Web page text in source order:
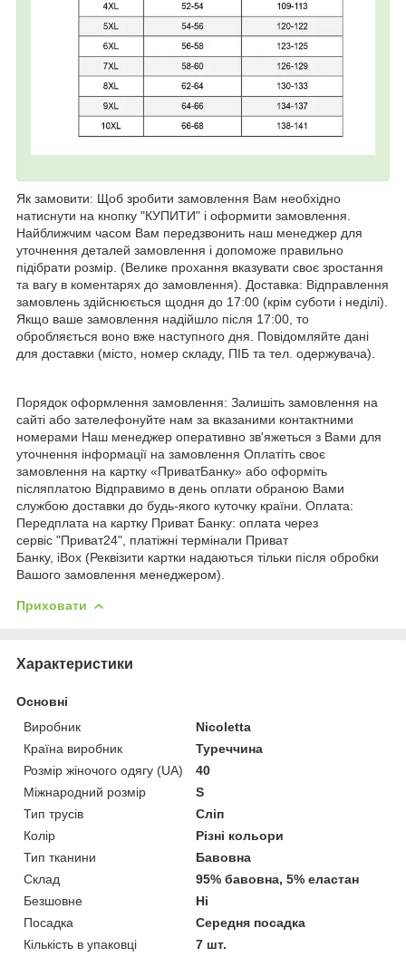
Як замовити: Щоб зробити замовлення Вам необхідно
натиснути на кнопку "КУПИТИ" і оформити замовлення.
Найближчим часом Вам передзвонить наш менеджер для
уточнення деталей замовлення і допоможе правильно
підібрати розмір. (Велике прохання вказувати своє зростання
та вагу в коментарях до замовлення). Доставка: Відправлення
замовлень здійснюється щодня до 17:00 (крім суботи і неділі).
Якщо ваше замовлення надійшло після 17:00, то
обробляється воно вже наступного дня. Повідомляйте дані
для доставки (місто, номер складу, ПІБ та тел. одержувача).
Порядок оформлення замовлення: Залишіть замовлення на
сайті або зателефонуйте нам за вказаними контактними
номерами Наш менеджер оперативно зв'яжеться з Вами для
уточнення інформації на замовлення Оплатіть своє
замовлення на картку «ПриватБанку» або оформіть
післяплатою Відправимо в день оплати обраною Вами
службою доставки до будь-якого куточку країни. Оплата:
Передплата на картку Приват Банку: оплата через
сервіс "Приват24", платіжні термінали Приват
Банку, iBox (Реквізити картки надаються тільки після обробки
Вашого замовлення менеджером).
Приховати
Характеристики
Основні
Виробник
Nicoletta
Країна виробник
Туреччина
Розмір жіночого одягу (UA)
40
Міжнародний розмір
S
Тип трусів
Сліп
Колір
Різні кольори
Тип тканини
Бавовна
Склад
95% бавовна, 5% еластан
Безшовне
Ні
Посадка
Середня посадка
Кількість в упаковці
7 шт.